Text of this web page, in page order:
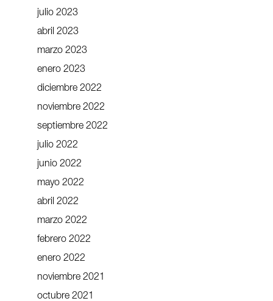
julio 2023
abril 2023
marzo 2023
enero 2023
diciembre 2022
noviembre 2022
septiembre 2022
julio 2022
junio 2022
mayo 2022
abril 2022
marzo 2022
febrero 2022
enero 2022
noviembre 2021
octubre 2021